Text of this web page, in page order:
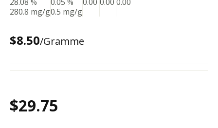
280.8 mg/g0.5 mg/g
$8.50/Gramme
$29.75